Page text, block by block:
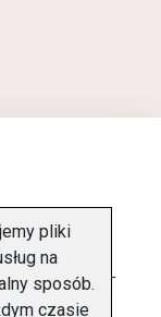
KONTAKT
pliki
na
sposób.
czasie